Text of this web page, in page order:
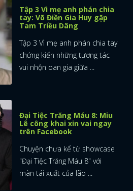
Tập 3 Vì mẹ anh phán chia
tay: Võ Điền Gia Huy gặp
Tam Triều Dâng
Tập 3 Vì mẹ anh phán chia tay
chứng kiến những tương tác
vui nhộn oan gia giữa ...
Đại Tiệc Trăng Máu 8: Miu
Lê công khai xin vai ngay
trên Facebook
Chuyện chưa kể từ showcase
"Đại Tiệc Trăng Máu 8" với
màn tái xuất của lão ...